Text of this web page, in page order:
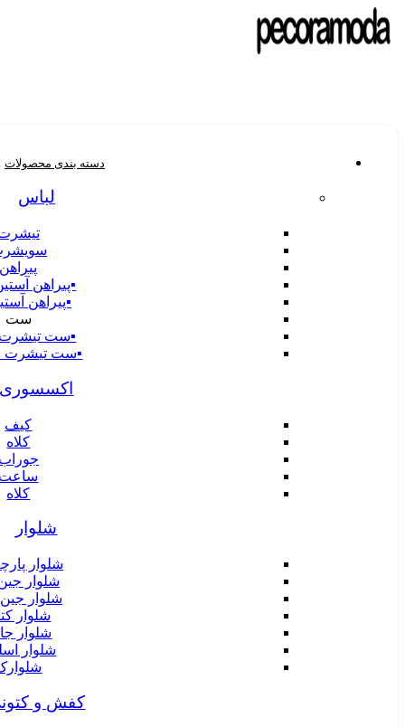
دسته بندی محصولات
لباس
پیراهن
▪️پیراهن
▪️پیراهن
ست
▪️ست تیشرت
▪️ست تیشرت
اکسسوری
کیف
کلاه
جوراب
ساعت
کلاه
شلوار
شلوار
شلوار
شلوار
شلوار
شلوار
شلوار
کفش و